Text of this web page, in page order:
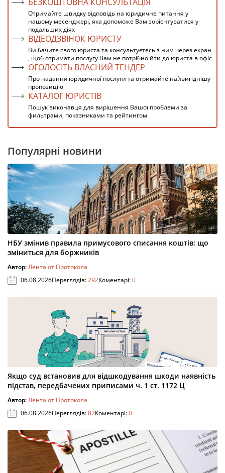
Отримайте швидку відповідь на юридичне питання у
нашому месенджері, яка допоможе Вам зорієнтуватися у
подальших діях
ВІДЕОДЗВІНОК ЮРИСТУ
Ви бачите свого юриста та консультуєтесь з ним через екран
, щоб отримати послугу Вам не потрібно йти до юриста в офіс
ОГОЛОСІТЬ ВЛАСНИЙ ТЕНДЕР
Про надання юридичної послуги та отримайте найвигіднішу
пропозицію
КАТАЛОГ ЮРИСТІВ
Пошук виконавця для вирішення Вашої проблеми за
фильтрами, показниками та рейтингом
Популярні новини
НБУ змінив правила примусового списання коштів: що
зміниться для боржників
Автор:Лента от Протокола
06.08.2026Переглядів:292Коментарі:0
Якщо суд встановив для відшкодування шкоди наявність
підстав, передбачених приписами ч. 1 ст. 1172 Ц
Автор:Лента от Протокола
06.08.2026Переглядів:82Коментарі:0